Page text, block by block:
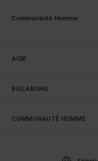
AIDE
BILLABONG
Communauté Homme
COMMUNAUTÉ HOMME